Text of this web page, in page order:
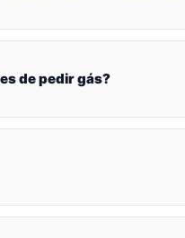
de pedir gás?